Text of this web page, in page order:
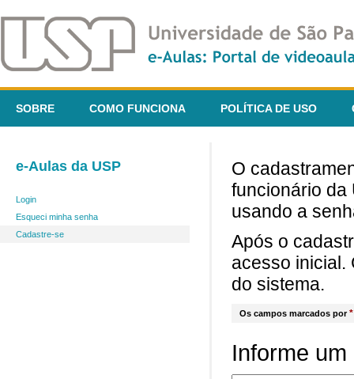
SOBRE COMO FUNCIONA POLÍTICA DE USO
e-Aulas da USP
Login
Esqueci minha senha
Cadastre-se
O
funcionário da
usando a
Após o
acesso inicial.
do sistema.
Os campos marcados por*
Informe